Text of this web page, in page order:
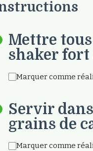
Mettre
shaker fort
Marquer comme
Servir
grains de
Marquer comme